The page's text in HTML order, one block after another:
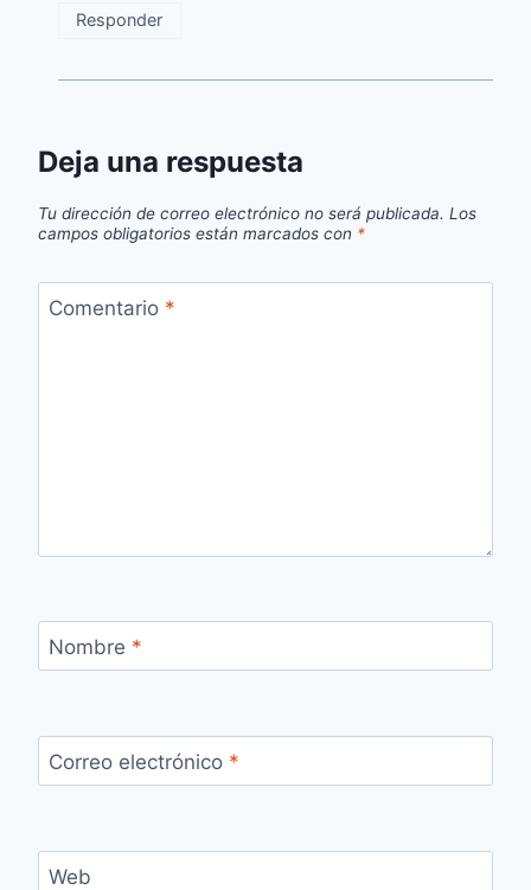
Responder
Deja una respuesta
Tu dirección de correo electrónico no será publicada. Los
campos obligatorios están marcados con *
Comentario *
Nombre *
Correo electrónico *
Web